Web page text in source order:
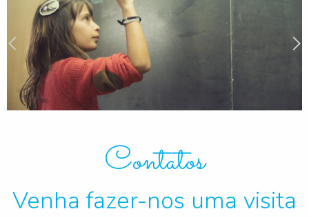
Contatos
Venha fazer-nos uma visita